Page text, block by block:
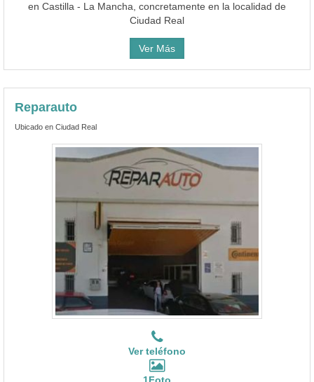
en Castilla - La Mancha, concretamente en la localidad de
Ciudad Real
Ver Más
Reparauto
Ubicado en Ciudad Real
Ver teléfono